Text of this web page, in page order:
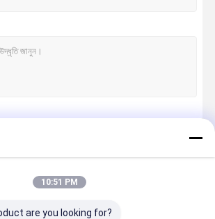
10:51 PM
are you looking for?